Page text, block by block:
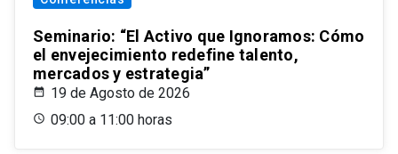
Seminario: “El Activo que Ignoramos: Cómo
el envejecimiento redefine talento,
mercados y estrategia”
19 de Agosto de 2026
09:00 a 11:00 horas